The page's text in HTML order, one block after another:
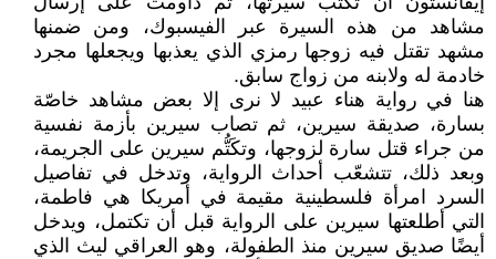
مشاهد من هذه السيرة عبر الفيسبوك، ومن ضمنها
مشهد تقتل فيه زوجها رمزي الذي يعذبها ويجعلها مجرد
خادمة له ولابنه من زواج سابق.
هنا في رواية هناء عبيد لا نرى إلا بعض مشاهد خاصّة
بسارة، صديقة سيرين، ثم تصاب سيرين بأزمة نفسية
من جراء قتل سارة لزوجها، وتكَتُّم سيرين على الجريمة،
وبعد ذلك، تتشعّب أحداث الرواية، وتدخل في تفاصيل
السرد امرأة فلسطينية مقيمة في أمريكا هي فاطمة،
التي أطلعتها سيرين على الرواية قبل أن تكتمل، ويدخل
أيضًا صديق سيرين منذ الطفولة، وهو العراقي ليث الذي